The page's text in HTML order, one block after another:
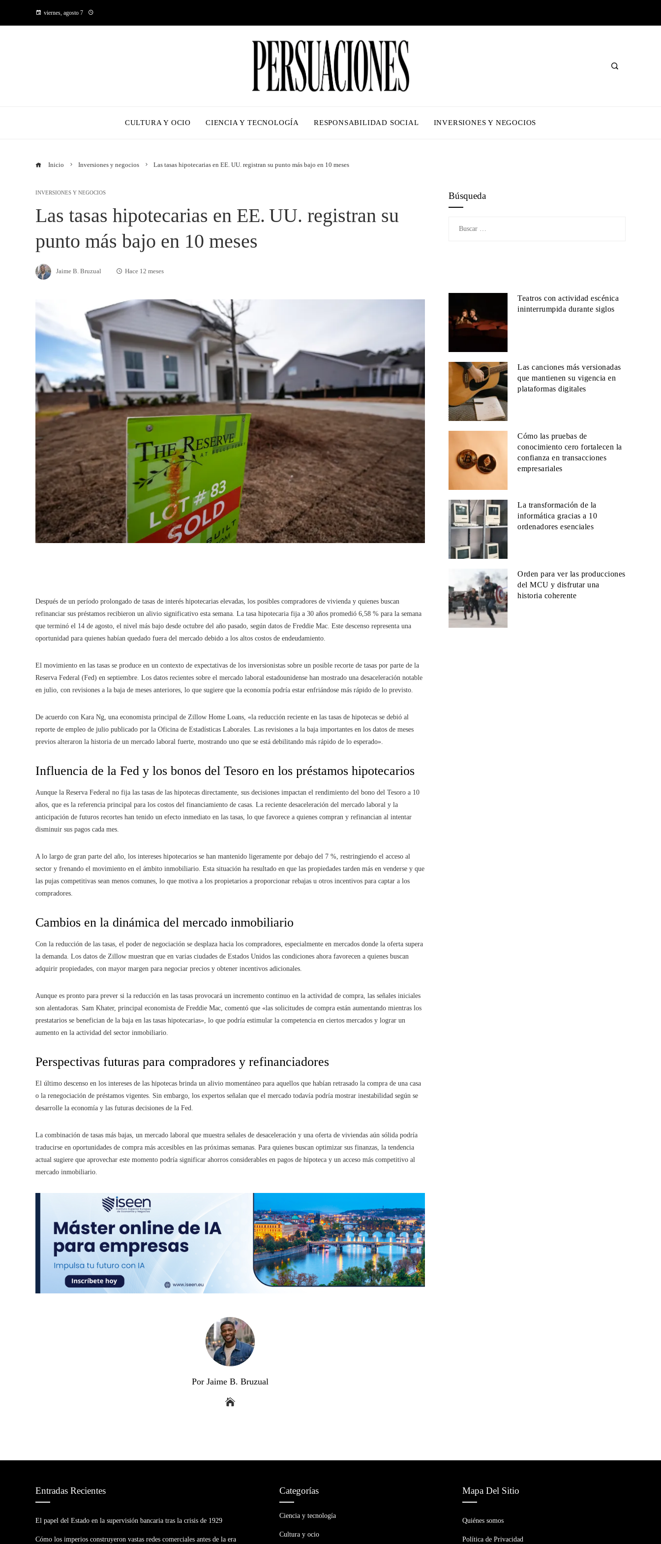
viernes, agosto 7
CULTURA Y OCIO CIENCIA Y TECNOLOGÍA RESPONSABILIDAD SOCIAL INVERSIONES Y NEGOCIOS
Inicio Inversiones y negocios Las tasas hipotecarias en EE. UU. registran su punto más bajo en 10 meses
INVERSIONES Y NEGOCIOS
Las tasas hipotecarias en EE. UU. registran su
punto más bajo en 10 meses
Jaime B. Bruzual Hace 12 meses
Después de un período prolongado de tasas de interés hipotecarias elevadas, los posibles compradores de vivienda y quienes buscan
refinanciar sus préstamos recibieron un alivio significativo esta semana. La tasa hipotecaria fija a 30 años promedió 6,58 % para la semana
que terminó el 14 de agosto, el nivel más bajo desde octubre del año pasado, según datos de Freddie Mac. Este descenso representa una
oportunidad para quienes habían quedado fuera del mercado debido a los altos costos de endeudamiento.
El movimiento en las tasas se produce en un contexto de expectativas de los inversionistas sobre un posible recorte de tasas por parte de la
Reserva Federal (Fed) en septiembre. Los datos recientes sobre el mercado laboral estadounidense han mostrado una desaceleración notable
en julio, con revisiones a la baja de meses anteriores, lo que sugiere que la economía podría estar enfriándose más rápido de lo previsto.
De acuerdo con Kara Ng, una economista principal de Zillow Home Loans, «la reducción reciente en las tasas de hipotecas se debió al
reporte de empleo de julio publicado por la Oficina de Estadísticas Laborales. Las revisiones a la baja importantes en los datos de meses
previos alteraron la historia de un mercado laboral fuerte, mostrando uno que se está debilitando más rápido de lo esperado».
Influencia de la Fed y los bonos del Tesoro en los préstamos hipotecarios
Aunque la Reserva Federal no fija las tasas de las hipotecas directamente, sus decisiones impactan el rendimiento del bono del Tesoro a 10
años, que es la referencia principal para los costos del financiamiento de casas. La reciente desaceleración del mercado laboral y la
anticipación de futuros recortes han tenido un efecto inmediato en las tasas, lo que favorece a quienes compran y refinancian al intentar
disminuir sus pagos cada mes.
A lo largo de gran parte del año, los intereses hipotecarios se han mantenido ligeramente por debajo del 7 %, restringiendo el acceso al
sector y frenando el movimiento en el ámbito inmobiliario. Esta situación ha resultado en que las propiedades tarden más en venderse y que
las pujas competitivas sean menos comunes, lo que motiva a los propietarios a proporcionar rebajas u otros incentivos para captar a los
compradores.
Cambios en la dinámica del mercado inmobiliario
Con la reducción de las tasas, el poder de negociación se desplaza hacia los compradores, especialmente en mercados donde la oferta supera
la demanda. Los datos de Zillow muestran que en varias ciudades de Estados Unidos las condiciones ahora favorecen a quienes buscan
adquirir propiedades, con mayor margen para negociar precios y obtener incentivos adicionales.
Aunque es pronto para prever si la reducción en las tasas provocará un incremento continuo en la actividad de compra, las señales iniciales
son alentadoras. Sam Khater, principal economista de Freddie Mac, comentó que «las solicitudes de compra están aumentando mientras los
prestatarios se benefician de la baja en las tasas hipotecarias», lo que podría estimular la competencia en ciertos mercados y lograr un
aumento en la actividad del sector inmobiliario.
Perspectivas futuras para compradores y refinanciadores
El último descenso en los intereses de las hipotecas brinda un alivio momentáneo para aquellos que habían retrasado la compra de una casa
o la renegociación de préstamos vigentes. Sin embargo, los expertos señalan que el mercado todavía podría mostrar inestabilidad según se
desarrolle la economía y las futuras decisiones de la Fed.
La combinación de tasas más bajas, un mercado laboral que muestra señales de desaceleración y una oferta de viviendas aún sólida podría
traducirse en oportunidades de compra más accesibles en las próximas semanas. Para quienes buscan optimizar sus finanzas, la tendencia
actual sugiere que aprovechar este momento podría significar ahorros considerables en pagos de hipoteca y un acceso más competitivo al
mercado inmobiliario.
Por Jaime B. Bruzual
Búsqueda
Teatros con actividad escénica
ininterrumpida durante siglos
Las canciones más versionadas
que mantienen su vigencia en
plataformas digitales
Cómo las pruebas de
conocimiento cero fortalecen la
confianza en transacciones
empresariales
La transformación de la
informática gracias a 10
ordenadores esenciales
Orden para ver las producciones
del MCU y disfrutar una
historia coherente
Entradas Recientes
El papel del Estado en la supervisión bancaria tras la crisis de 1929
Cómo los imperios construyeron vastas redes comerciales antes de la era
Categorías
Ciencia y tecnología
Cultura y ocio
Mapa Del Sitio
Quiénes somos
Política de Privacidad